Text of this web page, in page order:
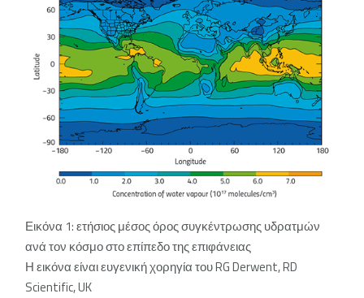
Εικόνα 1: ετήσιος μέσος όρος συγκέντρωσης υδρατμών
ανά τον κόσμο στο επίπεδο της επιφάνειας
Η εικόνα είναι ευγενική χορηγία του RG Derwent, RD
Scientific, UK